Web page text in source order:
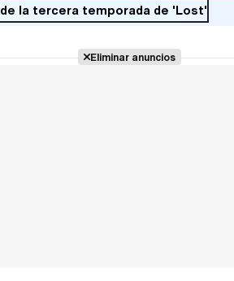
la tercera temporada de 'Lost'
Eliminar anuncios